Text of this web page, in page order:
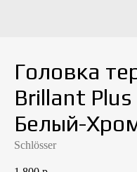
Головка
Brillant
Белый-
Schlösser